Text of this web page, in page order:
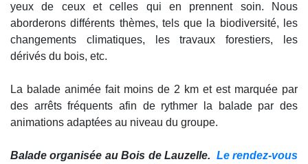
yeux de ceux et celles qui en prennent soin. Nous
aborderons différents thèmes, tels que la biodiversité, les
changements climatiques, les travaux forestiers, les
dérivés du bois, etc.
La balade animée fait moins de 2 km et est marquée par
des arrêts fréquents afin de rythmer la balade par des
animations adaptées au niveau du groupe.
Balade organisée au Bois de Lauzelle. Le rendez-vous